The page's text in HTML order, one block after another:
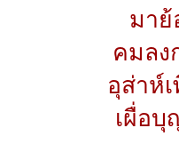
มาย้
คมลง
อุส่าห์
เผื่อ